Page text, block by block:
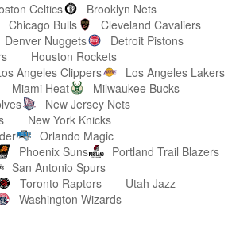
Celtics
Brooklyn Nets
Chicago Bulls
Cleveland Cavaliers
Denver Nuggets
Detroit Pistons
Houston Rockets
Angeles Clippers
Los Angeles Lakers
Miami Heat
Milwaukee Bucks
New Jersey Nets
New York Knicks
Orlando Magic
Phoenix Suns
Portland Trail Blazers
San Antonio Spurs
Toronto Raptors
Utah Jazz
Washington Wizards